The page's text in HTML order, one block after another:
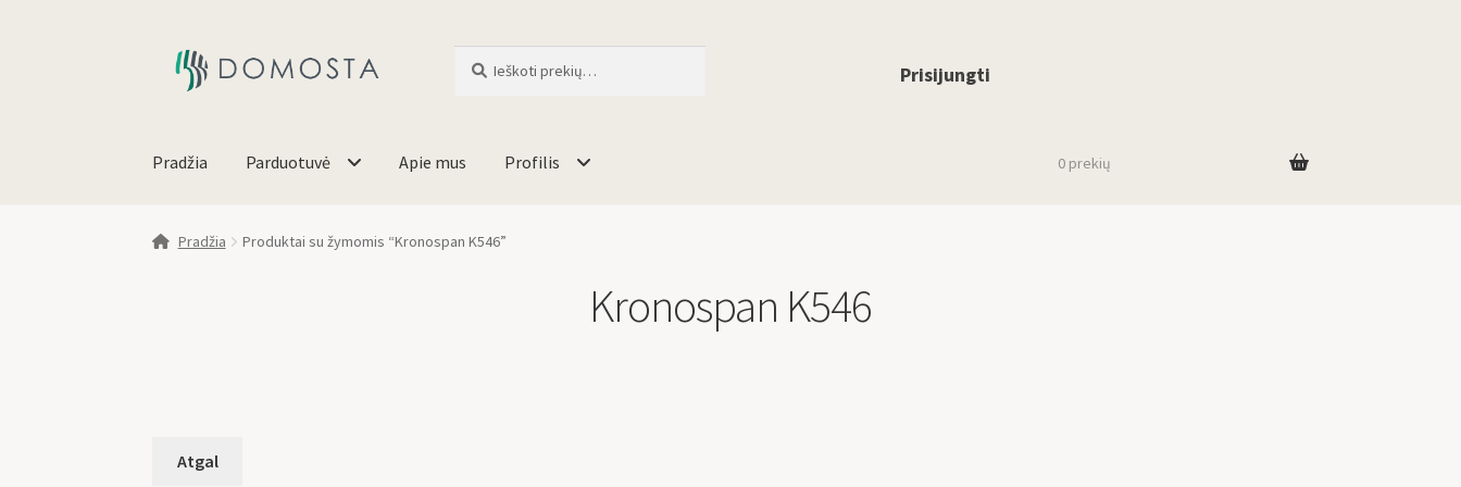
Prisijungti
Pradžia Parduotuvė Apie mus Profilis 0 prekių
Pradžia Produktai su žymomis “Kronospan K546”
Kronospan K546